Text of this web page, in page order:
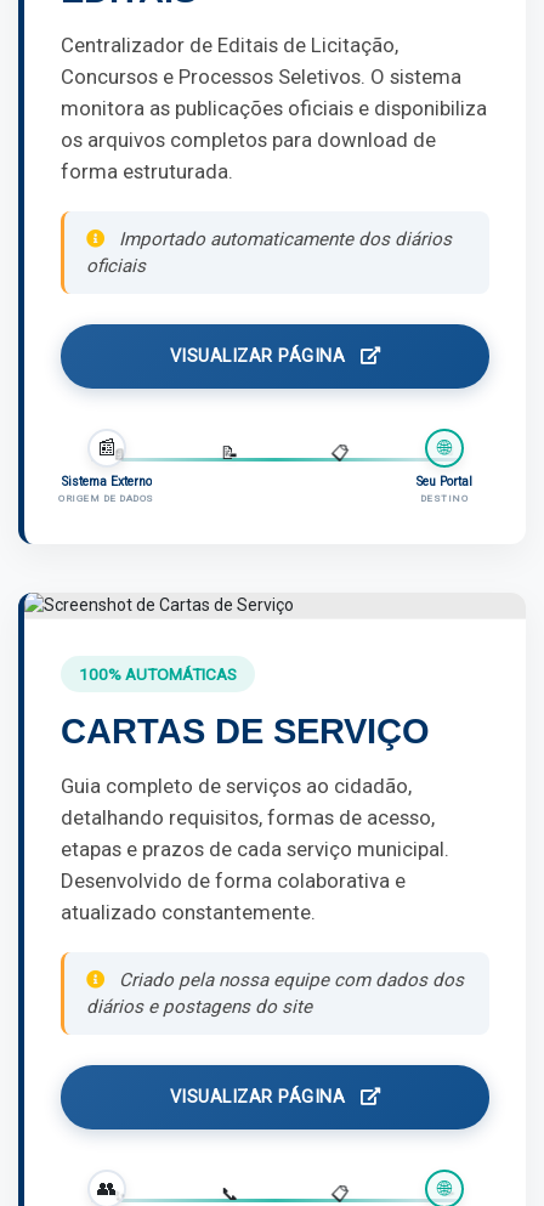
Centralizador de Editais de Licitação,
Concursos e Processos Seletivos. O sistema
monitora as publicações oficiais e disponibiliza
os arquivos completos para download de
forma estruturada.
Importado automaticamente dos diários
oficiais
VISUALIZAR PÁGINA
📰
Sistema Externo
ORIGEM DE DADOS
📄
📋 📝
📄 🌐
Seu Portal
DESTINO
100% AUTOMÁTICAS
CARTAS DE SERVIÇO
Guia completo de serviços ao cidadão,
detalhando requisitos, formas de acesso,
etapas e prazos de cada serviço municipal.
Desenvolvido de forma colaborativa e
atualizado constantemente.
Criado pela nossa equipe com dados dos
diários e postagens do site
VISUALIZAR PÁGINA
👥 📝
📋 📞
✨ 🌐